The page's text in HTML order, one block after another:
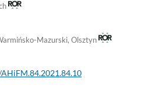
Mazurski, Olsztyn